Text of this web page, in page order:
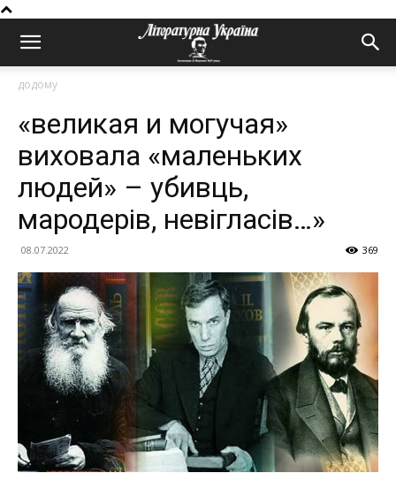
додому
«великая и могучая»
виховала «маленьких
людей» – убивць,
мародерів, невігласів…»
08.07.2022 369